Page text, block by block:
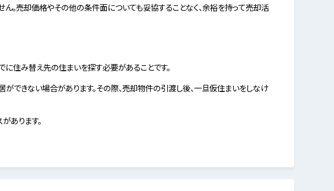
。売却価格やその他の条件面についても妥協することなく、余裕を持って売却活
住み替え先の住まいを探す必要があることです。
できない場合があります。その際、売却物件の引渡し後、一旦仮住まいをしなけ
あります。